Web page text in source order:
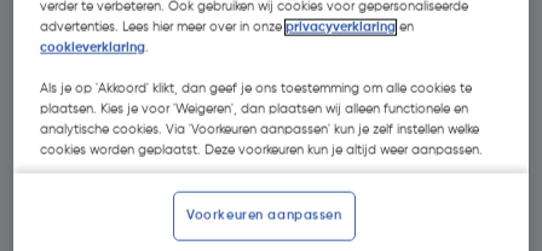
| Excl. btw € 97,43
verder te verbeteren. Ook gebruiken wij cookies voor gepersonaliseerde
advertenties. Lees hier meer over in onzeprivacyverklaring en
cookieverklaring.
Als je op 'Akkoord' klikt, dan geef je ons toestemming om alle cookies te
plaatsen. Kies je voor 'Weigeren', dan plaatsen wij alleen functionele en
analytische cookies. Via 'Voorkeuren aanpassen' kun je zelf instellen welke
cookies worden geplaatst. Deze voorkeuren kun je altijd weer aanpassen.
Voorkeuren aanpassen